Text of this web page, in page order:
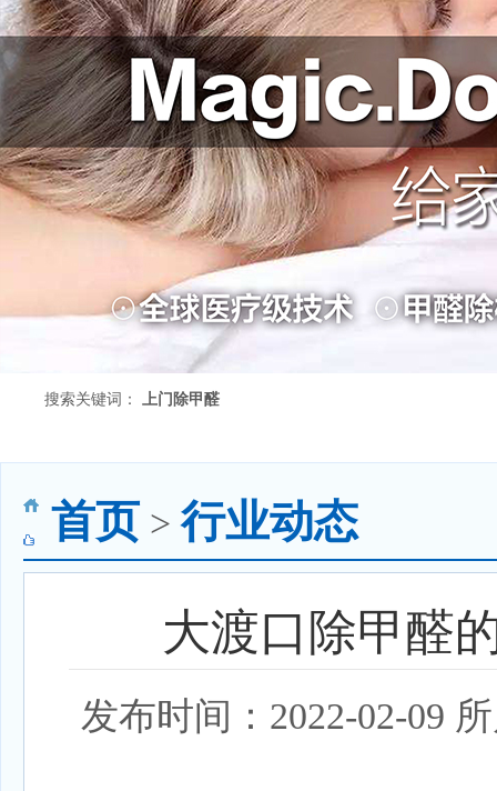
搜索关键词： 上门除甲醛
首页 >行业动态
大渡口除甲醛
发布时间：2022-02-09